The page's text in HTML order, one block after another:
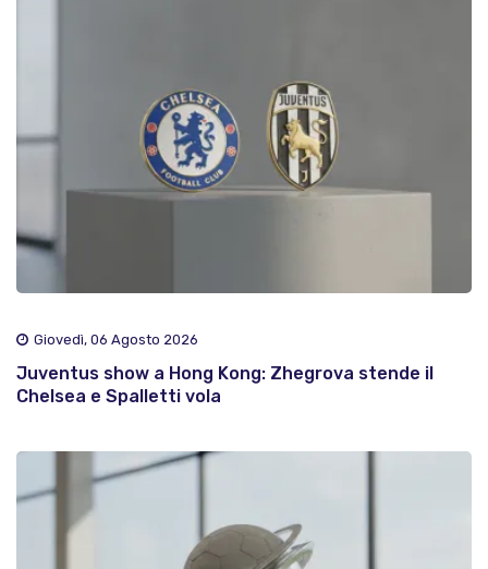
Giovedì, 06 Agosto 2026
Juventus show a Hong Kong: Zhegrova stende il
Chelsea e Spalletti vola